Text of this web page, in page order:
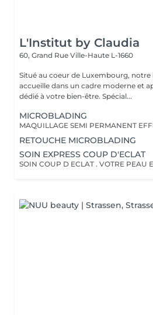
L'Institut by Claudia
60, Grand Rue Ville-Haute L-1660
Situé au coeur de Luxembourg,
accueille dans un cadre moderne et
dédié à votre bien-être. Spécial...
MICROBLADING
MAQUILLAGE SEMI PERMANENT
RETOUCHE MICROBLADING
SOIN EXPRESS COUP D'ECLAT